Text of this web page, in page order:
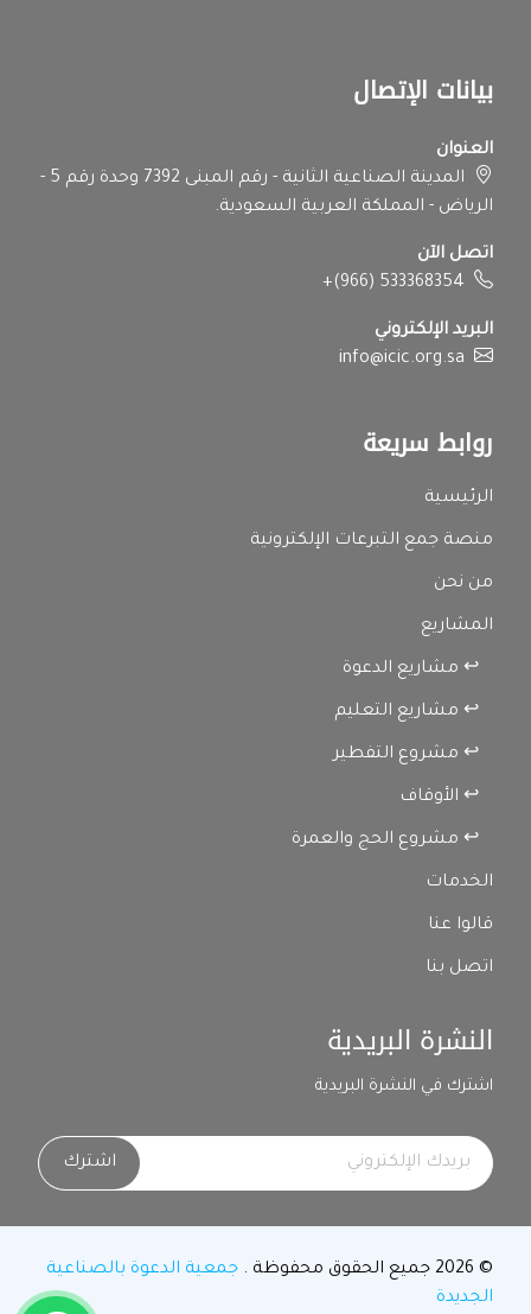
بيانات الإتصال
العنوان
المدينة الصناعية الثانية - رقم المبنى 7392 وحدة رقم 5 -
الرياض - المملكة العربية السعودية.
اتصل الآن
+(966) 533368354
البريد الإلكتروني
info@icic.org.sa
روابط سريعة
الرئيسية
منصة جمع التبرعات الإلكترونية
من نحن
المشاريع
↩ مشاريع الدعوة
↩ مشاريع التعليم
↩ مشروع التفطير
↩ الأوقاف
↩ مشروع الحج والعمرة
الخدمات
قالوا عنا
اتصل بنا
النشرة البريدية
اشترك في النشرة البريدية
اشترك
© 2026 جميع الحقوق محفوظة .
جمعية الدعوة بالصناعية
الجديدة